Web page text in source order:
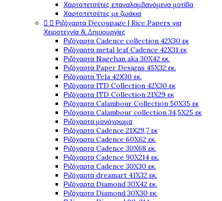
Χαρτοπετσέτες επαναλαμβανόμενα μοτίβα
Χαρτοπετσέτες με ζωάκια
  Ριζόχαρτα Decoupage | Rice Papers για
Χειροτεχνία & Δημιουργίες
Ριζόχαρτα Cadence collection 42X30 εκ
Ριζόχαρτα metal leaf Cadence 42X31 εκ
Ριζόχαρτα Nagehan aka 30X42 εκ.
Ριζόχαρτα Paper Designs 45X32 εκ.
Ριζόχαρτα Tela 42Χ30 εκ.
Ριζόχαρτα ITD Collection 42X30 εκ
Ριζόχαρτα ITD Collection 21X29 εκ
Ριζόχαρτα Calambour Collection 50X35 εκ
Ριζόχαρτα Calambour collection 34,5X25 εκ
Ριζόχαρτα μονόχρωμα
Ριζόχαρτα Cadence 21Χ29,7 εκ
Ριζόχαρτα Cadence 60X62 εκ.
Ριζόχαρτα Cadence 30X68 εκ.
Ριζόχαρτα Cadence 90X214 εκ.
Ριζόχαρτα Cadence 30X30 εκ.
Ριζόχαρτα dreamart 41X32 εκ.
Ριζόχαρτα Diamond 30X42 εκ.
Ριζόχαρτα Diamond 30X30 εκ.